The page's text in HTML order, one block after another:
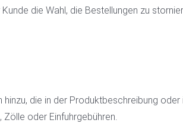
die Wahl, die Bestellungen zu
die in der Produktbeschreibung
oder Einfuhrgebühren.